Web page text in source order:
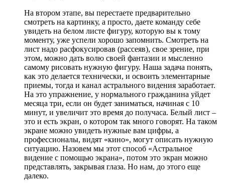
На втором этапе, вы перестаете предварительно
смотреть на картинку, а просто, даете команду себе
увидеть на белом листе фигуру, которую вы к тому
моменту, уже успели хорошо запомнить. Смотреть на
лист надо расфокусировав (рассеяв), свое зрение, при
этом, можно дать волю своей фантазии и мысленно
самому рисовать нужную фигуру. Наша задача понять,
как это делается технически, и освоить элементарные
приемы, тогда и канал астрального видения заработает.
На это упражнение, у нормального гражданина уйдет
месяца три, если он будет заниматься, начиная с 10
минут, и увеличит это время до получаса. Белый лист –
это и есть экран, о котором так много говорят. На таком
экране можно увидеть нужные вам цифры, а
профессионалы, видят «кино», могут описать нужную
ситуацию. Назовем мы этот способ «Астральное
видение с помощью экрана», потом это экран можно
представлять, закрывая глаза. Но нам, до этого еще
далеко.